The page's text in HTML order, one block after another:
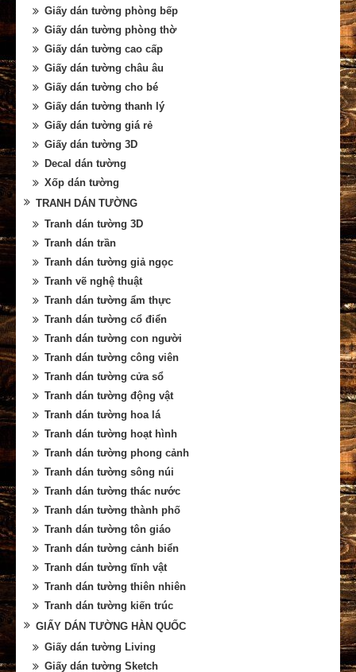
Giấy dán tường phòng bếp
Giấy dán tường phòng thờ
Giấy dán tường cao cấp
Giấy dán tường châu âu
Giấy dán tường cho bé
Giấy dán tường thanh lý
Giấy dán tường giá rẻ
Giấy dán tường 3D
Decal dán tường
Xốp dán tường
TRANH DÁN TƯỜNG
Tranh dán tường 3D
Tranh dán trần
Tranh dán tường giả ngọc
Tranh vẽ nghệ thuật
Tranh dán tường ẩm thực
Tranh dán tường cổ điển
Tranh dán tường con người
Tranh dán tường công viên
Tranh dán tường cửa sổ
Tranh dán tường động vật
Tranh dán tường hoa lá
Tranh dán tường hoạt hình
Tranh dán tường phong cảnh
Tranh dán tường sông núi
Tranh dán tường thác nước
Tranh dán tường thành phố
Tranh dán tường tôn giáo
Tranh dán tường cảnh biển
Tranh dán tường tĩnh vật
Tranh dán tường thiên nhiên
Tranh dán tường kiến trúc
GIẤY DÁN TƯỜNG HÀN QUỐC
Giấy dán tường Living
Giấy dán tường Sketch